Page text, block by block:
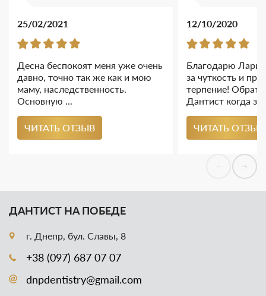
25/02/2021
Десна беспокоят меня уже очень
давно, точно так же как и мою
маму, наследственность.
Основную ...
ЧИТАТЬ ОТЗЫВ
12/10/2020
Благодарю
за чуткость и
терпение!
Дантист когда
ЧИТАТЬ ОТЗЫВ
ДАНТИСТ НА ПОБЕДЕ
г. Днепр, бул. Славы, 8
+38 (097) 687 07 07
dnpdentistry@gmail.com